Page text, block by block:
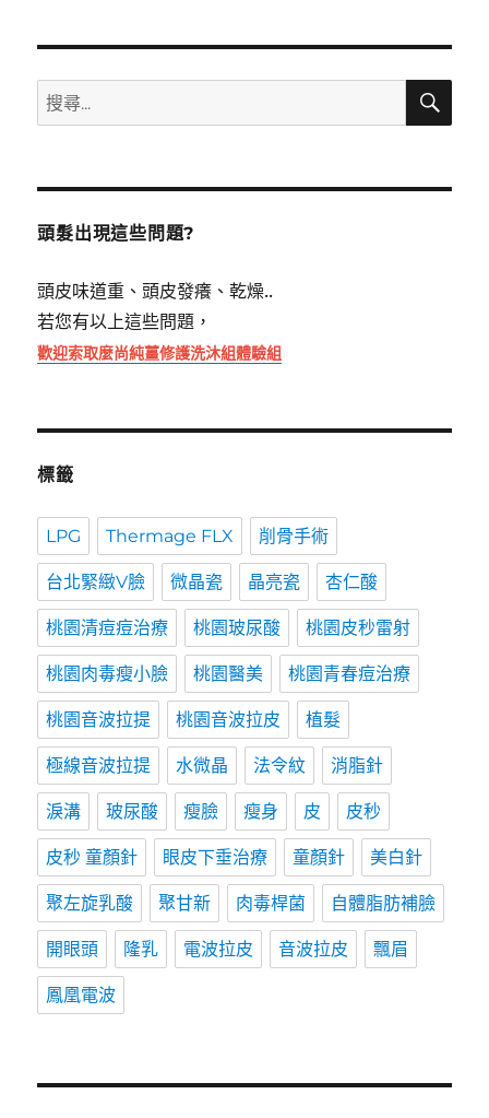
搜
尋
鍵
搜
頭髮出現這些問題?
頭皮味道重、頭皮發癢、乾燥..
若您有以上這些問題，
歡迎索取麼尚純薑修護洗沐組體驗組
標籤
LPG Thermage FLX 削骨手術
台北緊緻V臉 微晶瓷 晶亮瓷 杏仁酸
桃園清痘痘治療 桃園玻尿酸 桃園皮秒雷射
桃園肉毒瘦小臉 桃園醫美 桃園青春痘治療
桃園音波拉提 桃園音波拉皮 植髮
極線音波拉提 水微晶 法令紋 消脂針
淚溝 玻尿酸 瘦臉 瘦身 皮 皮秒
皮秒 童顏針 眼皮下垂治療 童顏針 美白針
聚左旋乳酸 聚甘新 肉毒桿菌 自體脂肪補臉
開眼頭 隆乳 電波拉皮 音波拉皮 飄眉
鳳凰電波